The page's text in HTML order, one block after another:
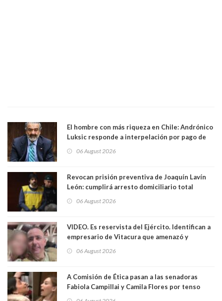
El hombre con más riqueza en Chile: Andrónico
Luksic responde a interpelación por pago de
día que me muera”
06 August 2026
Revocan prisión preventiva de Joaquín Lavín
León: cumplirá arresto domiciliario total
06 August 2026
VIDEO. Es reservista del Ejército. Identifican a
empresario de Vitacura que amenazó y
al "ring raja". Se trata de Andrés Arrieta y la
06 August 2026
A Comisión de Ética pasan a las senadoras
Fabiola Campillai y Camila Flores por tenso